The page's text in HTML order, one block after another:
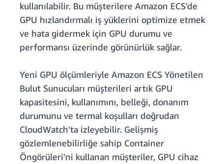
kullanılabilir. Bu müşterilere Amazon ECS'de
GPU hızlandırmalı iş yüklerini optimize etmek
ve hata gidermek için GPU durumu ve
performansı üzerinde görünürlük sağlar.
Yeni GPU ölçümleriyle Amazon ECS Yönetilen
Bulut Sunucuları müşterileri artık GPU
kapasitesini, kullanımını, belleği, donanım
durumunu ve termal koşulları doğrudan
CloudWatch'ta izleyebilir. Gelişmiş
gözlemlenebilirliğe sahip Container
Öngörüleri'ni kullanan müşteriler, GPU cihaz